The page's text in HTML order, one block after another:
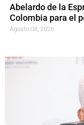
Abelardo de la
Colombia para el
Agosto 08, 2026